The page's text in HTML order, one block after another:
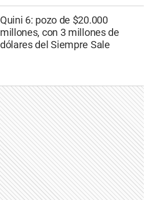
Quini 6: pozo de $20.000
millones, con 3 millones de
dólares del Siempre Sale